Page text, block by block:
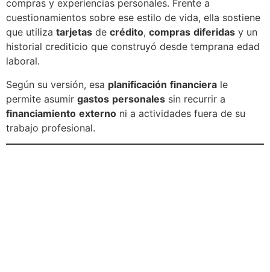
compras y experiencias personales. Frente a
cuestionamientos sobre ese estilo de vida, ella sostiene
que utiliza tarjetas de crédito, compras diferidas y un
historial crediticio que construyó desde temprana edad
laboral.
Según su versión, esa planificación financiera le
permite asumir gastos personales sin recurrir a
financiamiento externo ni a actividades fuera de su
trabajo profesional.